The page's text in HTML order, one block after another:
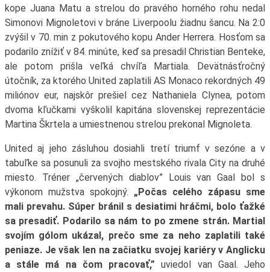
kope Juana Matu a strelou do pravého horného rohu nedal
Simonovi Mignoletovi v bráne Liverpoolu žiadnu šancu. Na 2:0
zvýšil v 70. min z pokutového kopu Ander Herrera. Hosťom sa
podarilo znížiť v 84. minúte, keď sa presadil Christian Benteke,
ale potom prišla veľká chvíľa Martiala. Devätnásťročný
útočník, za ktorého United zaplatili AS Monaco rekordných 49
miliónov eur, najskôr prešiel cez Nathaniela Clynea, potom
dvoma kľučkami vyškolil kapitána slovenskej reprezentácie
Martina Škrtela a umiestnenou strelou prekonal Mignoleta.
United aj jeho zásluhou dosiahli tretí triumf v sezóne a v
tabuľke sa posunuli za svojho mestského rivala City na druhé
miesto. Tréner „červených diablov” Louis van Gaal bol s
výkonom mužstva spokojný. „Počas celého zápasu sme
mali prevahu. Súper bránil s desiatimi hráčmi, bolo ťažké
sa presadiť. Podarilo sa nám to po zmene strán. Martial
svojím gólom ukázal, prečo sme za neho zaplatili také
peniaze. Je však len na začiatku svojej kariéry v Anglicku
a stále má na čom pracovať,” uviedol van Gaal. Jeho